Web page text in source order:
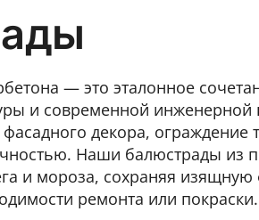
— это эталонное
и современной
декора, ограждение
Наши балюстрады из
и мороза, сохраняя
ремонта или покраски.